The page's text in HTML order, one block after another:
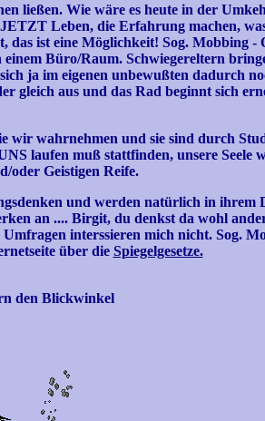
ließen. Wie wäre es heute in der
Leben, die Erfahrung machen,
ist eine Möglichkeit! Sog. Mobbing -
Büro/Raum. Schwiegereltern
ja im eigenen unbewußten dadurch
gleich aus und das Rad beginnt sich
wir wahrnehmen und sie sind durch
laufen muß stattfinden, unsere Seele
oder Geistigen Reife.
und werden natürlich in ihrem
an .... Birgit, du denkst da wohl
interssieren mich nicht. Sog.
über die Spiegelgesetze.
den Blickwinkel